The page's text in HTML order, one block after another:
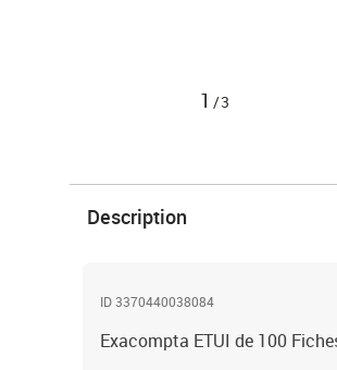
1 /3
Description
ID 3370440038084
Exacompta ETUI de 100